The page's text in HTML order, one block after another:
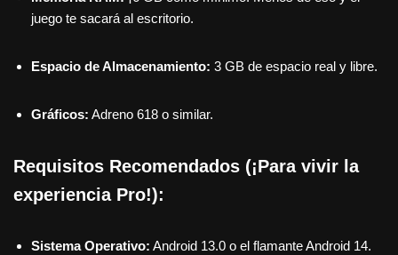
juego te sacará al escritorio.
Espacio de Almacenamiento: 3 GB de espacio real y libre.
Gráficos: Adreno 618 o similar.
Requisitos Recomendados (¡Para vivir la
experiencia Pro!):
Sistema Operativo: Android 13.0 o el flamante Android 14.